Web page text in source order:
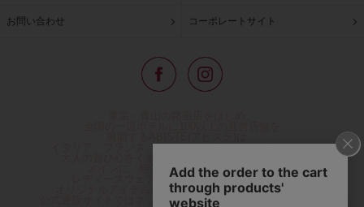
お問い合わせ コーポレートサイト
イタリア、フランス、アメリカなどからインポートした
メインに、時計、バッグ、財布、小物、
レディースウェアや、ここでしか手に入らない
オリジナルアイテムなどを幅広くご用意しています。
公式通販サイトではネックレスやイヤリングをはじめとする